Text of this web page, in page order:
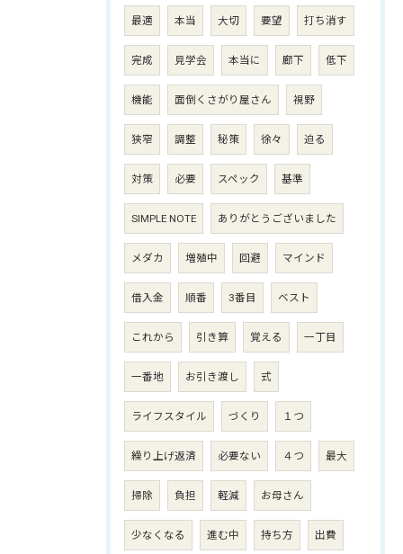
最適 本当 大切 要望 打ち消す
完成 見学会 本当に 廊下 低下
機能 面倒くさがり屋さん 視野
狭窄 調整 秘策 徐々 迫る
対策 必要 スペック 基準
SIMPLE NOTE ありがとうございました
メダカ 増殖中 回避 マインド
借入金 順番 3番目 ベスト
これから 引き算 覚える 一丁目
一番地 お引き渡し 式
ライフスタイル づくり １つ
繰り上げ返済 必要ない ４つ 最大
掃除 負担 軽減 お母さん
少なくなる 進む中 持ち方 出費